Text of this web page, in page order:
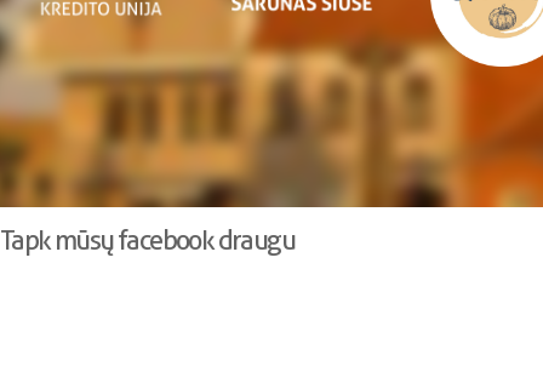
Tapk mūsų facebook draugu